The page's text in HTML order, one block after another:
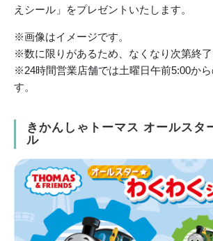
えシール」をプレゼントいたします。
※画像はイメージです。
※数に限りがあるため、なくなり次第終了
※24時間営業店舗では⼟曜日午前5:00か
す。
きかんしゃトーマス オールスタ
ル